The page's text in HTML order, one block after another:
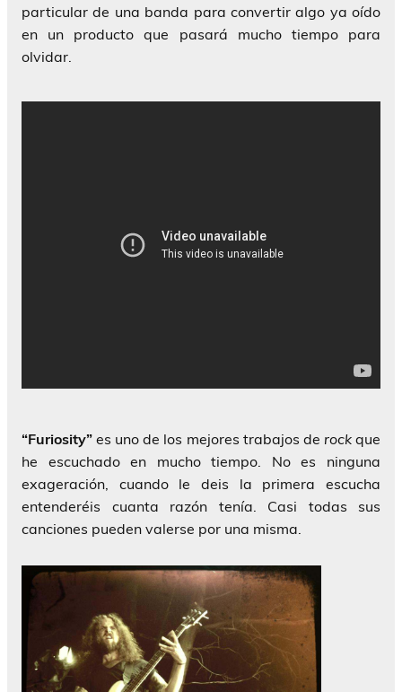
particular de una banda para convertir algo ya oído
en un producto que pasará mucho tiempo para
olvidar.
“Furiosity” es uno de los mejores trabajos de rockque
he escuchado en mucho tiempo. No es ninguna
exageración, cuando le deis la primera escucha
entenderéis cuanta razón tenía. Casi todas sus
canciones pueden valerse por una misma.